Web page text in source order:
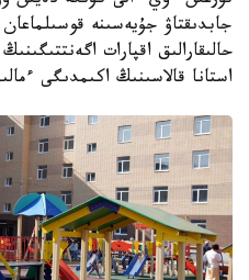
حالىقارالىق اقپارات
استانا قالاسىنىڭ اكىمدىگى